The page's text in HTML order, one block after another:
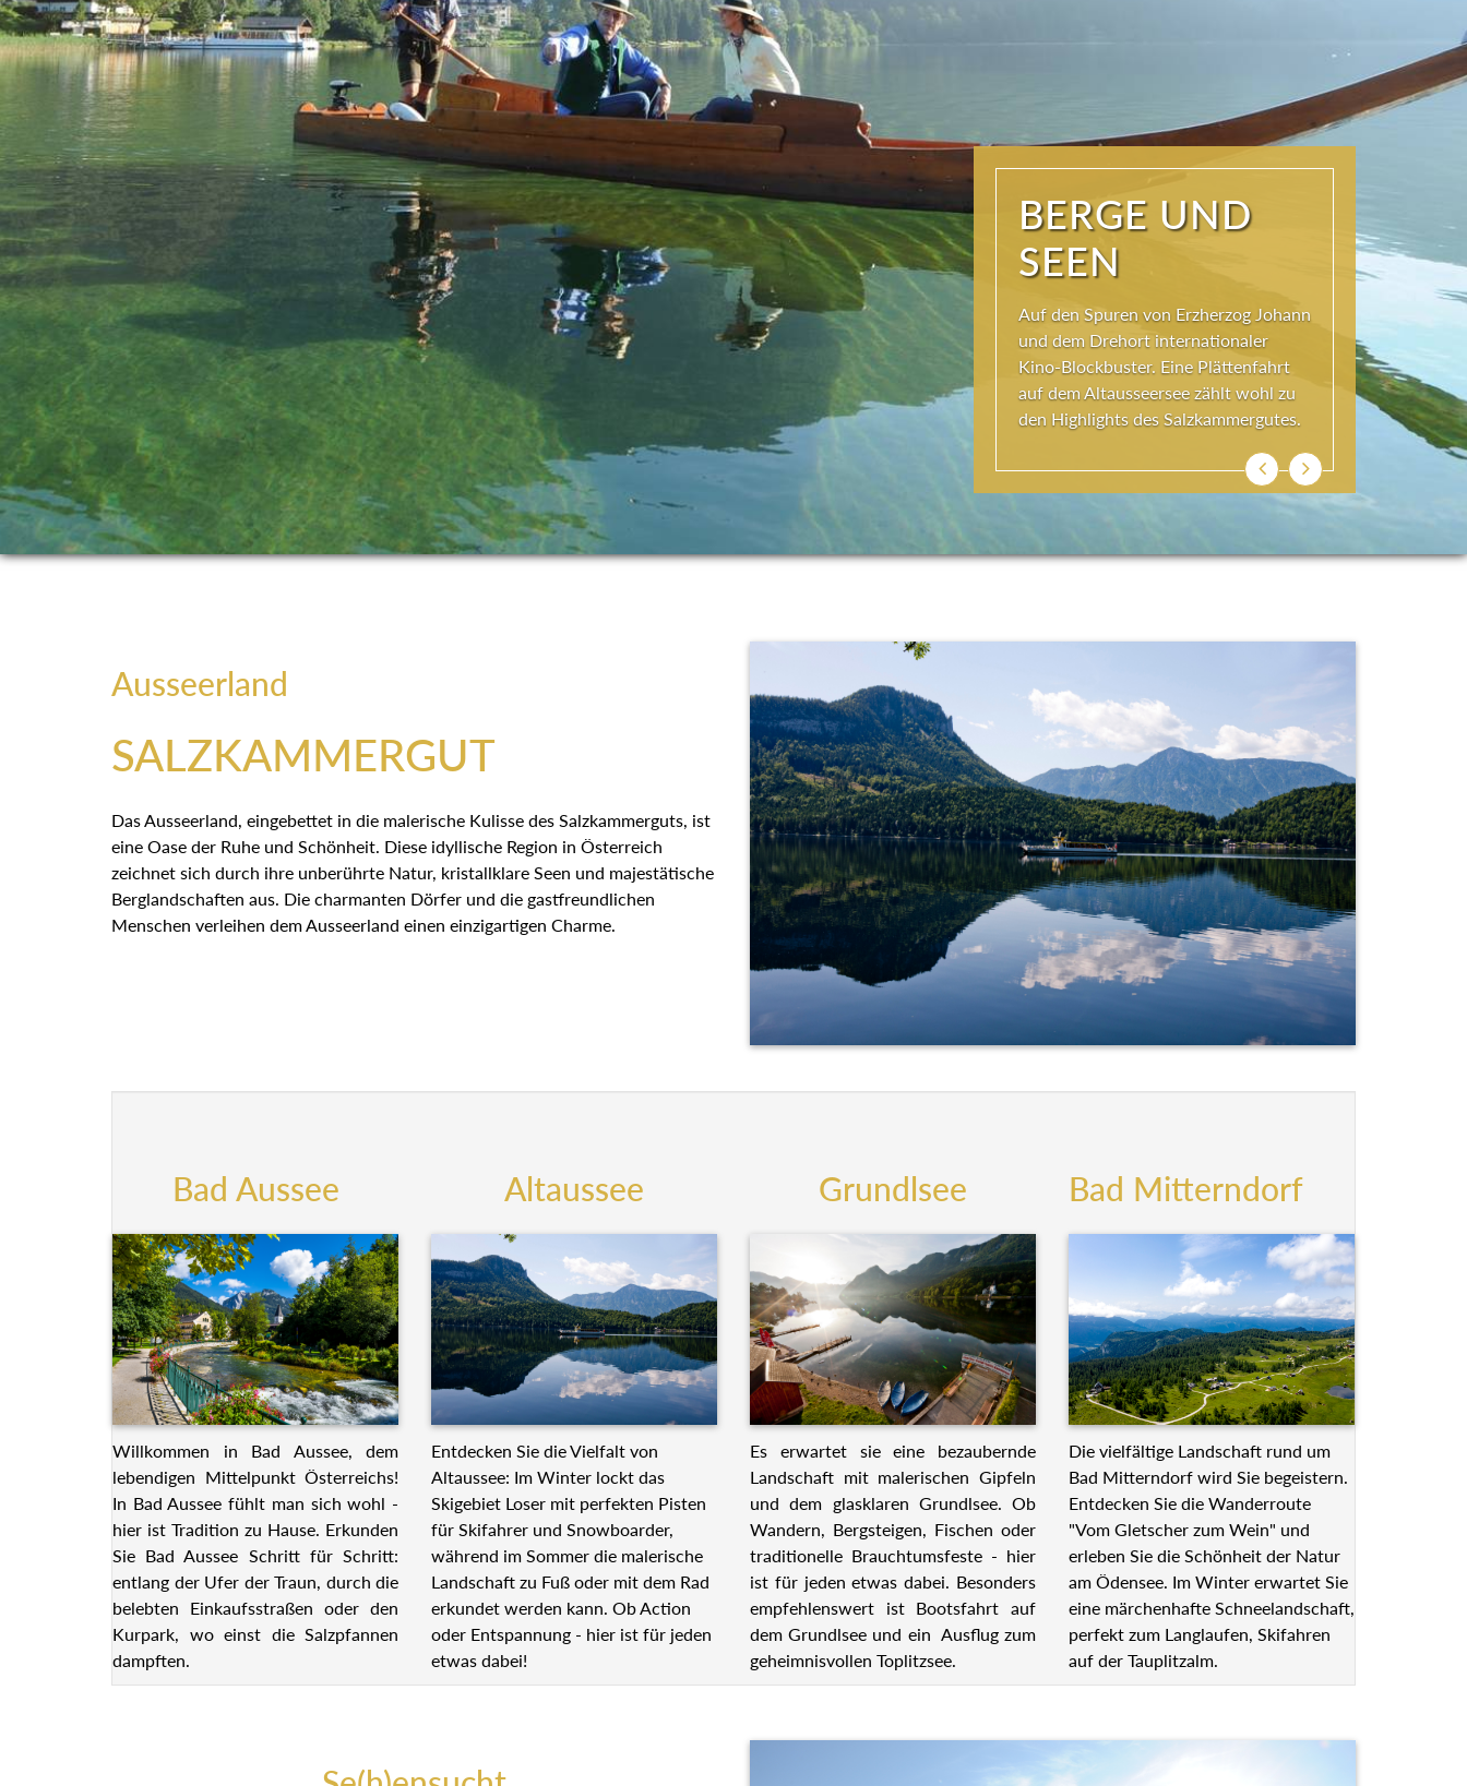
NATUR PUR
Ausseerland neue Kraft und viel
Inspiration. Das Wirkungsvermögen
kommt aus der Natur und ihren
ewigen Gestalten – den Bergen und
Seen.
ZurückWeiter
Ausseerland
SALZKAMMERGUT
Das Ausseerland, eingebettet in die malerische Kulisse des Salzkammerguts,
ist eine Oase der Ruhe und Schönheit. Diese idyllische Region in Österreich
zeichnet sich durch ihre unberührte Natur, kristallklare Seen und majestätische
Berglandschaften aus. Die charmanten Dörfer und die gastfreundlichen
Menschen verleihen dem Ausseerland einen einzigartigen Charme.
Bad Aussee
Willkommen in Bad Aussee, dem
lebendigen Mittelpunkt Österreichs!
In Bad Aussee fühlt man sich wohl -
hier ist Tradition zu Hause. Erkunden
Sie Bad Aussee Schritt für Schritt:
entlang der Ufer der Traun, durch die
belebten Einkaufsstraßen oder den
Kurpark, wo einst die Salzpfannen
dampften.
Altaussee
Entdecken Sie die Vielfalt von
Altaussee: Im Winter lockt das
Skigebiet Loser mit perfekten Pisten
für Skifahrer und Snowboarder,
während im Sommer die malerische
Landschaft zu Fuß oder mit dem Rad
erkundet werden kann. Ob Action
oder Entspannung - hier ist für jeden
etwas dabei!
Grundlsee
Es erwartet sie eine bezaubernde
Landschaft mit malerischen Gipfeln
und dem glasklaren Grundlsee. Ob
Wandern, Bergsteigen, Fischen oder
traditionelle Brauchtumsfeste - hier
ist für jeden etwas dabei. Besonders
empfehlenswert ist Bootsfahrt auf
dem Grundlsee und ein Ausflug zum
geheimnisvollen Toplitzsee.
Bad Mitterndorf
Die vielfältige Landschaft rund um
Bad Mitterndorf wird Sie begeistern.
Entdecken Sie die Wanderroute
"Vom Gletscher zum Wein" und
erleben Sie die Schönheit der Natur
am Ödensee. Im Winter erwartet Sie
eine märchenhafte
Schneelandschaft, perfekt zum
Langlaufen, Skifahren auf der
Tauplitzalm.